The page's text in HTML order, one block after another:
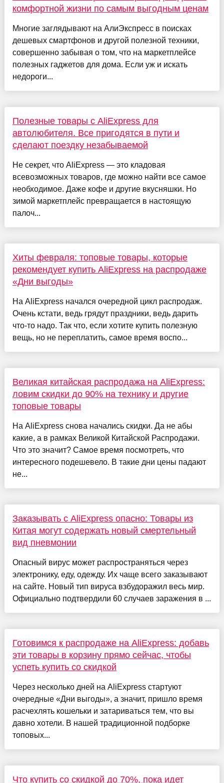
комфортной жизни по самым выгодным ценам
Многие заглядывают на АлиЭкспресс в поисках
дешевых смартфонов и другой полезной техники,
совершенно забывая о том, что на маркетплейсе
полезных гаджетов для дома. Если уж и искать
недороги...
Полезные товары с AliExpress для
автолюбителя. Все пригодятся в пути и
сделают поездку незабываемой
Не секрет, что AliExpress — это кладовая
всевозможных товаров, где можно найти все самое
необходимое. Даже кофе и другие вкусняшки. Но
зимой маркетплейс превращается в настоящую
палоч...
Хиты февраля: топовые товары, которые
рекомендует купить AliExpress на распродаже
«Дни выгоды»
На AliExpress начался очередной цикл распродаж.
Очень кстати, ведь грядут праздники, ведь дарить
что-то надо. Так что, если хотите купить полезную
вещь, но не переплатить, самое время воспо...
Великая китайская распродажа на AliExpress:
ловим скидки до 90% на технику и другие
топовые товары
На AliExpress снова начались скидки. Да не абы
какие, а в рамках Великой Китайской Распродажи.
Что это значит? Самое время посмотреть, что
интересного подешевело. В такие дни цены падают
не...
Заказывать с AliExpress опасно: Товары из
Китая могут содержать новый смертельный
вид пневмонии
Опасный вирус может распространяться через
электронику, еду, одежду. Их чаще всего заказывают
на сайте. Новый тип вируса взбудоражил весь мир.
Официально подтвердили 60 случаев заражения в ...
Готовимся к распродаже на AliExpress: добавь
эти товары в корзину прямо сейчас, чтобы
успеть купить со скидкой
Через несколько дней на AliExpress стартуют
очередные «Дни выгоды», а значит, пришло время
расчехлять кошельки и затариваться тем, что вы
давно хотели. В нашей традиционной подборке
топовых...
Что купить со скидкой до 70%, пока идет